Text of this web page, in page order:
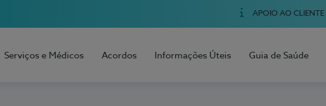
APOIO AO CLIENTE
Serviços e Médicos Acordos Informações Úteis Guia de Saúde